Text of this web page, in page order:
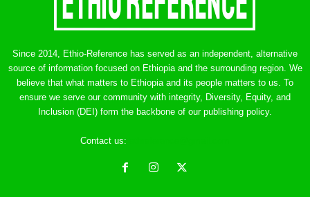
Since 2014, Ethio-Reference has served as an independent, alternative
source of information focused on Ethiopia and the surrounding region. We
believe that what matters to Ethiopia and its people matters to us. To
ensure we serve our community with integrity, Diversity, Equity, and
Inclusion (DEI) form the backbone of our publishing policy.
Contact us: